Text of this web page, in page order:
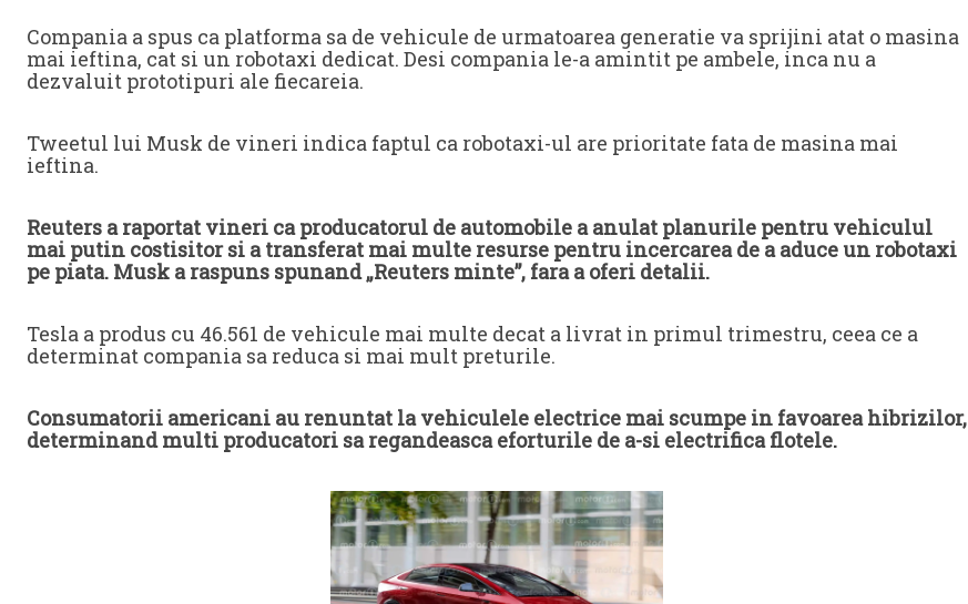
Compania a spus ca platforma sa de vehicule de urmatoarea generatie va sprijini atat o masina
mai ieftina, cat si un robotaxi dedicat. Desi compania le-a amintit pe ambele, inca nu a
dezvaluit prototipuri ale fiecareia.
Tweetul lui Musk de vineri indica faptul ca robotaxi-ul are prioritate fata de masina mai
ieftina.
Reuters a raportat vineri ca producatorul de automobile a anulat planurile pentru vehiculul
mai putin costisitor si a transferat mai multe resurse pentru incercarea de a aduce un robotaxi
pe piata. Musk a raspuns spunand „Reuters minte”, fara a oferi detalii.
Tesla a produs cu 46.561 de vehicule mai multe decat a livrat in primul trimestru, ceea ce a
determinat compania sa reduca si mai mult preturile.
Consumatorii americani au renuntat la vehiculele electrice mai scumpe in favoarea hibrizilor,
determinand multi producatori sa regandeasca eforturile de a-si electrifica flotele.